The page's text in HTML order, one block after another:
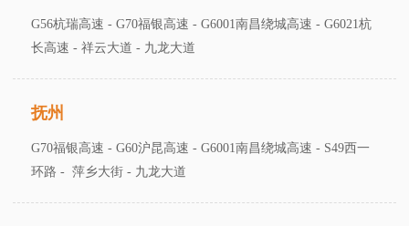
G56杭瑞高速 - G70福银高速 - G6001南昌绕城高速 - G6021杭
长高速 - 祥云大道 - 九龙大道
抚州
G70福银高速 - G60沪昆高速 - G6001南昌绕城高速 - S49西一
环路 - 萍乡大街 - 九龙大道